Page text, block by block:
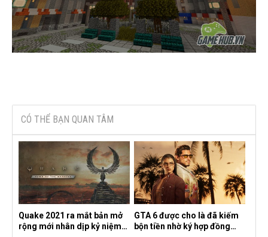
CÓ THỂ BẠN QUAN TÂM
Quake 2021 ra mắt bản mở
rộng mới nhân dịp kỷ niệm
GTA 6 được cho là đã kiếm
bộn tiền nhờ ký hợp đồng